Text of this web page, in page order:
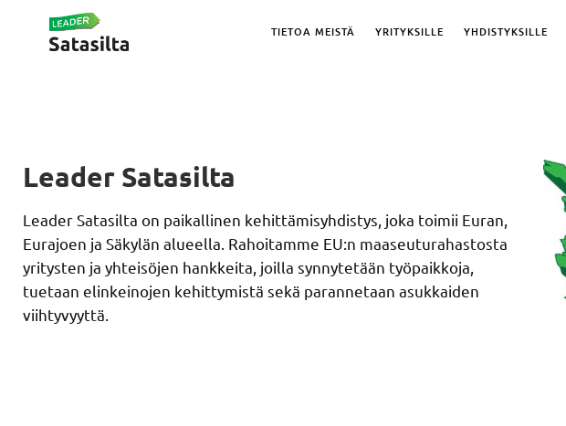
TIETOA MEISTÄ YRITYKSILLE YHDISTYKSILLE
Leader Satasilta
Leader Satasilta on paikallinen kehittämisyhdistys, joka toimii Euran,
Eurajoen ja Säkylän alueella. Rahoitamme EU:n maaseuturahastosta
yritysten ja yhteisöjen hankkeita, joilla synnytetään työpaikkoja,
tuetaan elinkeinojen kehittymistä sekä parannetaan asukkaiden
viihtyvyyttä.